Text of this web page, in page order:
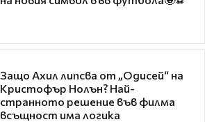
Защо Ахил липсва от „Одисей“ на
Кристофър Нолън? Най-
странното решение във филма
всъщност има логика